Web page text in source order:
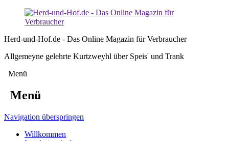
Herd-und-Hof.de - Das Online Magazin für Verbraucher
Allgemeyne gelehrte Kurtzweyhl über Speis' und Trank
Menü
Menü
Navigation überspringen
Willkommen